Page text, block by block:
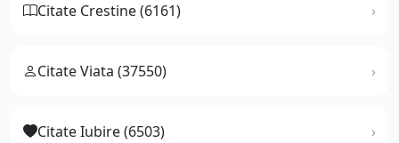
Citate Crestine (6161)
Citate Viata (37550)
Citate Iubire (6503)